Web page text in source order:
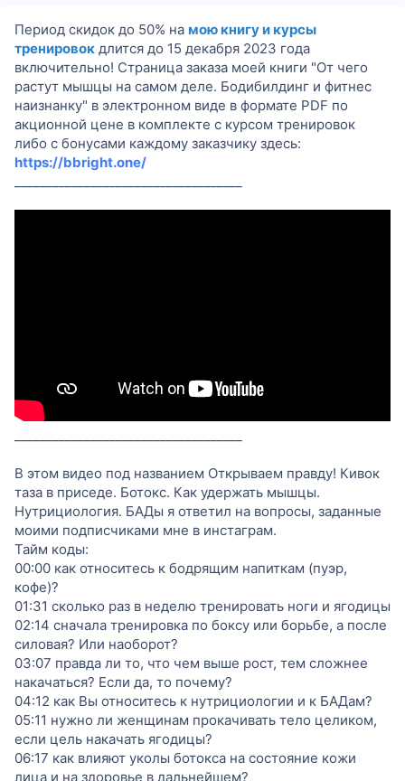
и
т
к
у
і
я
і
я
і
я
і
я
р
і
я
Период скидок до 50% на мою книгу и курсы
тренировок длится до 15 декабря 2023 года
включительно! Страница заказа моей книги "От чего
растут мышцы на самом деле. Бодибилдинг и фитнес
наизнанку" в электронном виде в формате PDF по
акционной цене в комплекте с курсом тренировок
либо с бонусами каждому заказчику здесь:
https://bbright.one/
В этом видео под названием Открываем правду! Кивок
таза в приседе. Ботокс. Как удержать мышцы.
Нутрициология. БАДы я ответил на вопросы, заданные
моими подписчиками мне в инстаграм.
Тайм коды:
00:00 как относитесь к бодрящим напиткам (пуэр,
кофе)?
01:31 сколько раз в неделю тренировать ноги и ягодицы
02:14 сначала тренировка по боксу или борьбе, а после
силовая? Или наоборот?
03:07 правда ли то, что чем выше рост, тем сложнее
накачаться? Если да, то почему?
04:12 как Вы относитесь к нутрициологии и к БАДам?
05:11 нужно ли женщинам прокачивать тело целиком,
если цель накачать ягодицы?
06:17 как влияют уколы ботокса на состояние кожи
лица и на здоровье в дальнейшем?